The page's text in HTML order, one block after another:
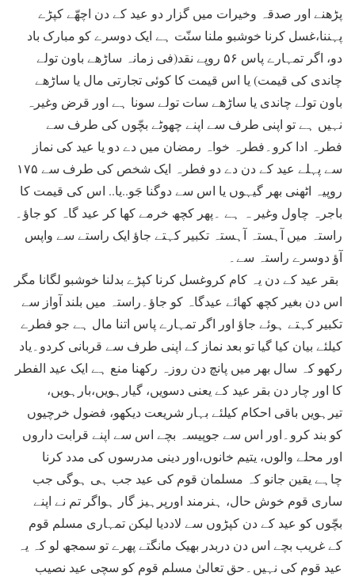
پڑھنے اور صدقہ وخیرات میں گزار دو عید کے دن اچھّے کپڑے
پہننا،غسل کرنا خوشبو ملنا سنّت ہے ایک دوسرے کو مبارک باد
دو، اگر تمہارے پاس ۵۶ روپے نقد(فی زمانہ ساڑھے باون تولے
چاندی کی قیمت) یا اس قیمت کا کوئی تجارتی مال یا ساڑھے
باون تولے چاندی یا ساڑھے سات تولے سونا ہے اور قرض وغیرہ
نہیں ہے تو اپنی طرف سے اپنے چھوٹے بچّوں کی طرف سے
فطرہ ادا کرو۔فطرہ خواہ رمضان میں دے دو یا عید کی نماز
سے پہلے عید کے دن دے دو فطرہ ایک شخص کی طرف سے ۱۷۵
روپیہ اٹھنی بھر گیہوں یا اس سے دوگنا جَو..یا.. اس کی قیمت کا
باجرہ چاول وغیر ہ ہے ۔پھر کچھ خرمے کھا کر عید گاہ کو جاؤ۔
راستہ میں آہستہ آہستہ تکبیر کہتے جاؤ ایک راستے سے واپس
آؤ دوسرے راستہ سے۔
بقر عید کے دن یہ کام کروغسل کرنا کپڑے بدلنا خوشبو لگانا مگر
اس دن بغیر کچھ کھائے عیدگاہ کو جاؤ۔راستہ میں بلند آواز سے
تکبیر کہتے ہوئے جاؤ اور اگر تمہارے پاس اتنا مال ہے جو فطرے
کیلئے بیان کیا گیا تو بعد نماز کے اپنی طرف سے قربانی کردو۔یاد
رکھو کہ سال بھر میں پانچ دن روزہ رکھنا منع ہے ایک عید الفطر
کا اور چار دن بقر عید کے یعنی دسویں، گیارہویں،بارہویں،
تیرہویں باقی احکام کیلئے بہار شریعت دیکھو، فضول خرچیوں
کو بند کرو۔اور اس سے جوپیسہ بچے اس سے اپنے قرابت داروں
اور محلے والوں، یتیم خانوں،اور دینی مدرسوں کی مدد کرنا
چاہے یقین جانو کہ مسلمان قوم کی عید جب ہی ہوگی جب
ساری قوم خوش حال، ہنرمند اورپرہیز گار ہواگر تم نے اپنے
بچّوں کو عید کے دن کپڑوں سے لاددیا لیکن تمہاری مسلم قوم
کے غریب بچے اس دن دربدر بھیک مانگتے پھرے تو سمجھ لو کہ یہ
عید قوم کی نہیں۔حق تعالیٰ مسلم قوم کو سچی عید نصیب